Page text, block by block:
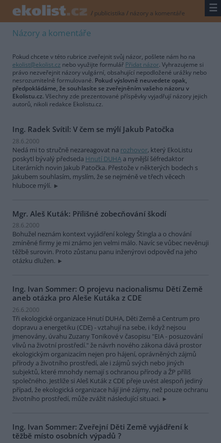
/ publicistika / názory a komentáře ☰
Názory a komentáře
Pokud chcete v této rubrice zveřejnit svůj názor, pošlete nám ho na
ekolist@ekolist.cz nebo využijte formulář Přidat názor. Vyhrazujeme si
právo nezveřejnit názory vulgární, obsahující nepodložené urážky nebo
nesrozumitelně formulované. Pokud výslovně neuvedete opak,
předpokládáme, že souhlasíte se zveřejněním vašeho názoru v
Ekolistu.cz. Všechny zde prezentované příspěvky vyjadřují názory jejich
autorů, nikoli redakce Ekolistu.cz.
Ing. Radek Svítil: V čem se mýlí Jakub Patočka
28.6.2000
Nedá mi to stručně nezareagovat na rozhovor, který EkoListu
poskytl bývalý předseda Hnutí DUHA a nynější šéfredaktor
Literárních novin Jakub Patočka. Přestože v některých bodech s
Jakubem souhlasím, myslím, že se nejméně ve třech věcech
hluboce mýlí.
Mgr. Aleš Kuták: Přílišné zobecňování škodí
28.6.2000
Bohužel neznám kontext vyjádření kolegy Štingla a o chování
zmíněné firmy je mi známo jen velmi málo. Navíc se vůbec nevěnuji
těžbě surovin. Proto zůstanu panu inženýrovi odpověď na jeho
otázku dlužen.
Ing. Ivan Sommer: O projevu nacionalismu Dětí Země
aneb otázka pro Aleše Kutáka z CDE
26.6.2000
Tři ekologické organizace Hnutí DUHA, Děti Země a Centrum pro
dopravu a energetiku (CDE) - vztahují na sebe, i když nejsou
jmenovány, úvahu Zuzany Tonikové v časopisu "EIA - posuzování
vlivů na životní prostředí." že návrh nového zákona dává prostor
ekologickým organizacím nejen pro hájení, oprávněných zájmů
přírody a životního prostředí, ale i zájmů svých nebo jiných
subjektů, které mnohdy nemají s ochranou přírody a ŽP příliš
společného. Jestliže si Aleš Kuták z CDE přeje uvést alespoň jediný
případ, že ekologická organizace hájí jiné zájmy, než pouze ochranu
životního prostředí, může zvážit následující situaci.
Ing. Ivan Sommer: Zveřejní Děti Země vyjádření k
těžbě místo osobních výpadů ?